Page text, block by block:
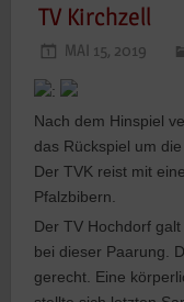
TV Kirchzell
MAI 15, 2019
:
Nach dem Hinspiel
das Rückspiel um
Der TVK reist mit
Pfalzbibern.
Der TV Hochdorf
bei dieser Paarung.
gerecht. Eine